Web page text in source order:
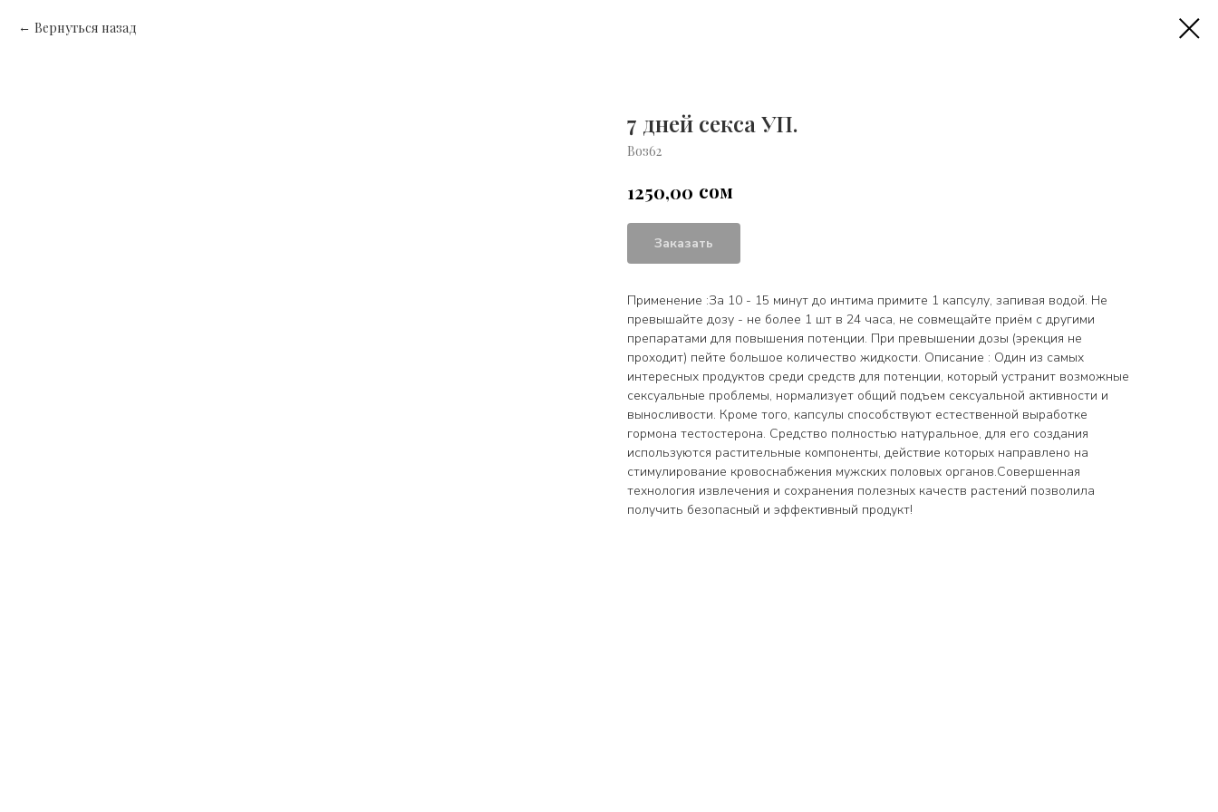
Вернуться назад
7 дней секса УП.
Воз62
1250,00 сом
Заказать
Применение :За 10 - 15 минут до интима примите 1 капсулу, запивая водой. Не
превышайте дозу - не более 1 шт в 24 часа, не совмещайте приём с другими
препаратами для повышения потенции. При превышении дозы (эрекция не
проходит) пейте большое количество жидкости. Описание : Один из самых
интересных продуктов среди средств для потенции, который устранит возможные
сексуальные проблемы, нормализует общий подъем сексуальной активности и
выносливости. Кроме того, капсулы способствуют естественной выработке
гормона тестостерона. Средство полностью натуральное, для его создания
используются растительные компоненты, действие которых направлено на
стимулирование кровоснабжения мужских половых органов.Совершенная
технология извлечения и сохранения полезных качеств растений позволила
получить безопасный и эффективный продукт!